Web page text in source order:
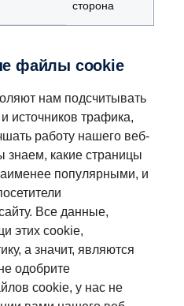
сторона
файлы cookie
нам подсчитывать
источников трафика,
работу нашего веб-
знаем, какие страницы
популярными, и
Все данные,
этих cookie,
а значит, являются
одобрите
cookie, у нас не